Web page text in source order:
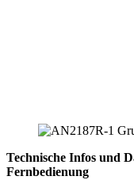
Technische Infos und
Fernbedienung